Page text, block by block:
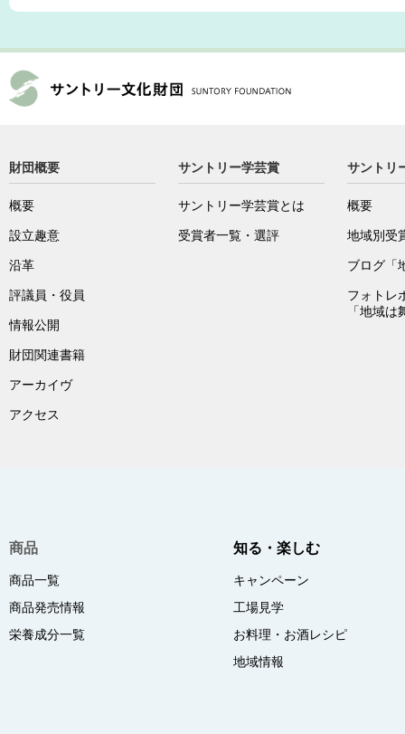
財団概要
概要
設立趣意
沿革
評議員・役員
情報公開
財団関連書籍
アーカイヴ
アクセス
サントリー学芸賞
サントリー学芸賞とは
受賞者一覧・選評
サントリ
概要
地域別受
ブログ「
フォトレ
「地域は
商品
商品一覧
商品発売情報
栄養成分一覧
知る・楽しむ
キャンペーン
工場見学
お料理・お酒レシピ
地域情報